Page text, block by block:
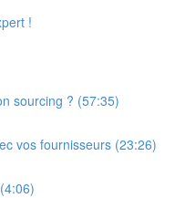
!
sourcing ? (57:35)
vos fournisseurs (23:26)